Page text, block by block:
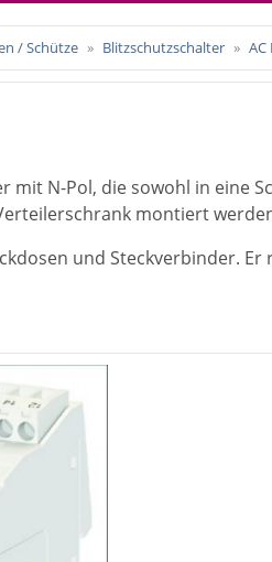
/ Schütze Blitzschutzschalter
mit N-Pol, die sowohl in eine
montiert
und Steckverbinder. Er